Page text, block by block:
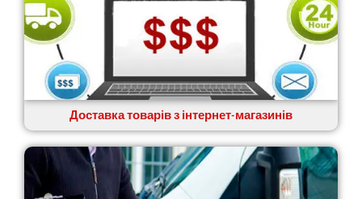
Доставка товарів з інтернет-магазинів